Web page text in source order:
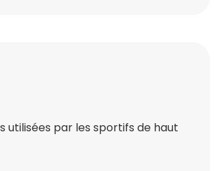
par les sportifs de haut